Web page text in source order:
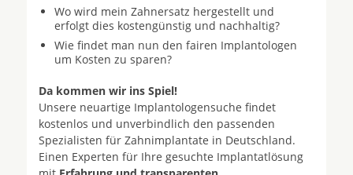
Wo wird mein Zahnersatz hergestellt und
erfolgt dies kostengünstig und nachhaltig?
Wie findet man nun den fairen Implantologen
um Kosten zu sparen?
Da kommen wir ins Spiel!
Unsere neuartige Implantologensuche findet
kostenlos und unverbindlich den passenden
Spezialisten für Zahnimplantate in Deutschland.
Einen Experten für Ihre gesuchte Implantatlösung